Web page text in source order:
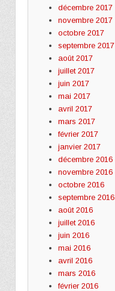
décembre 2017
novembre 2017
octobre 2017
septembre 2017
août 2017
juillet 2017
juin 2017
mai 2017
avril 2017
mars 2017
février 2017
janvier 2017
décembre 2016
novembre 2016
octobre 2016
septembre 2016
août 2016
juillet 2016
juin 2016
mai 2016
avril 2016
mars 2016
février 2016